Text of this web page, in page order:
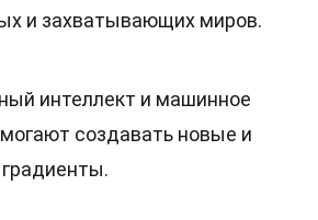
и захватывающих миров.
интеллект и машинное
создавать новые и